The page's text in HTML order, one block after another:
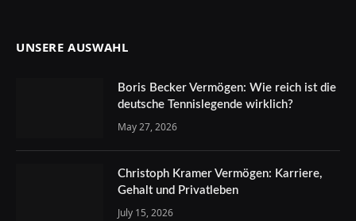
UNSERE AUSWAHL
Boris Becker Vermögen: Wie reich ist die
deutsche Tennislegende wirklich?
May 27, 2026
Christoph Kramer Vermögen: Karriere,
Gehalt und Privatleben
July 15, 2026